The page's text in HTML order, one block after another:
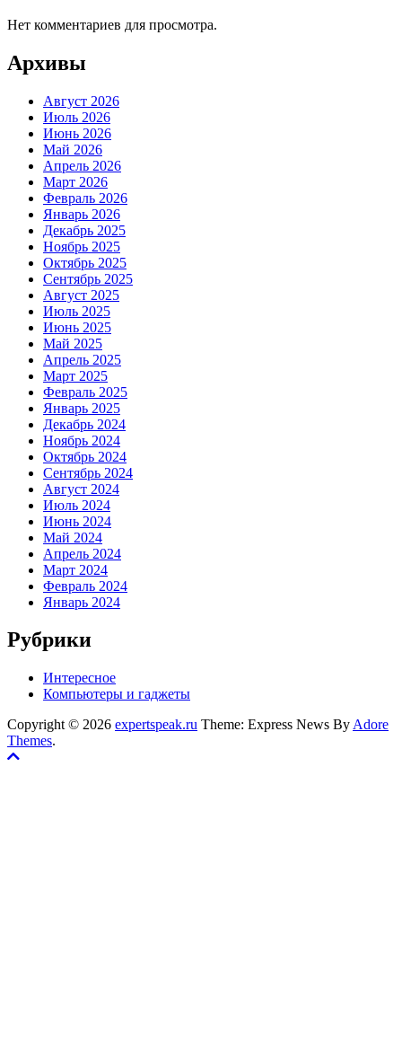
Нет комментариев для просмотра.
Архивы
Август 2026
Июль 2026
Июнь 2026
Май 2026
Апрель 2026
Март 2026
Февраль 2026
Январь 2026
Декабрь 2025
Ноябрь 2025
Октябрь 2025
Сентябрь 2025
Август 2025
Июль 2025
Июнь 2025
Май 2025
Апрель 2025
Март 2025
Февраль 2025
Январь 2025
Декабрь 2024
Ноябрь 2024
Октябрь 2024
Сентябрь 2024
Август 2024
Июль 2024
Июнь 2024
Май 2024
Апрель 2024
Март 2024
Февраль 2024
Январь 2024
Рубрики
Интересное
Компьютеры и гаджеты
Copyright © 2026 expertspeak.ru Theme: Express News By Adore
Themes.